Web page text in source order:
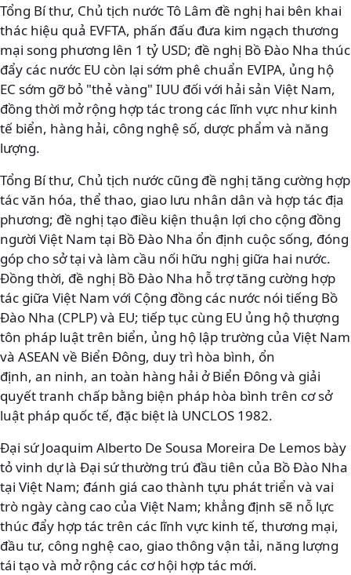
Tổng Bí thư, Chủ tịch nước Tô Lâm đề nghị hai bên khai
thác hiệu quả EVFTA, phấn đấu đưa kim ngạch thương
mại song phương lên 1 tỷ USD; đề nghị Bồ Đào Nha thúc
đẩy các nước EU còn lại sớm phê chuẩn EVIPA, ủng hộ
EC sớm gỡ bỏ "thẻ vàng" IUU đối với hải sản Việt Nam,
đồng thời mở rộng hợp tác trong các lĩnh vực như kinh
tế biển, hàng hải, công nghệ số, dược phẩm và năng
lượng.
Tổng Bí thư, Chủ tịch nước cũng đề nghị tăng cường hợp
tác văn hóa, thể thao, giao lưu nhân dân và hợp tác địa
phương; đề nghị tạo điều kiện thuận lợi cho cộng đồng
người Việt Nam tại Bồ Đào Nha ổn định cuộc sống, đóng
góp cho sở tại và làm cầu nối hữu nghị giữa hai nước.
Đồng thời, đề nghị Bồ Đào Nha hỗ trợ tăng cường hợp
tác giữa Việt Nam với Cộng đồng các nước nói tiếng Bồ
Đào Nha (CPLP) và EU; tiếp tục cùng EU ủng hộ thượng
tôn pháp luật trên biển, ủng hộ lập trường của Việt Nam
và ASEAN về Biển Đông, duy trì hòa bình, ổn
định, an ninh, an toàn hàng hải ở Biển Đông và giải
quyết tranh chấp bằng biện pháp hòa bình trên cơ sở
luật pháp quốc tế, đặc biệt là UNCLOS 1982.
Đại sứ Joaquim Alberto De Sousa Moreira De Lemos bày
tỏ vinh dự là Đại sứ thường trú đầu tiên của Bồ Đào Nha
tại Việt Nam; đánh giá cao thành tựu phát triển và vai
trò ngày càng cao của Việt Nam; khẳng định sẽ nỗ lực
thúc đẩy hợp tác trên các lĩnh vực kinh tế, thương mại,
đầu tư, công nghệ cao, giao thông vận tải, năng lượng
tái tạo và mở rộng các cơ hội hợp tác mới.